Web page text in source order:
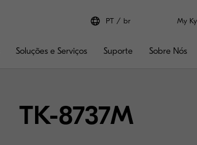
PT br My
Soluções e Serviços Suporte Sobre Nós
TK-8737M